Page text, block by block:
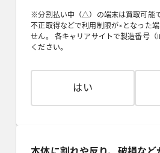
※分割払い中（△）の端末は買取可能
不正取得などで利用制限が×となった
せん。 各キャリアサイトで製造番号
ください。
はい